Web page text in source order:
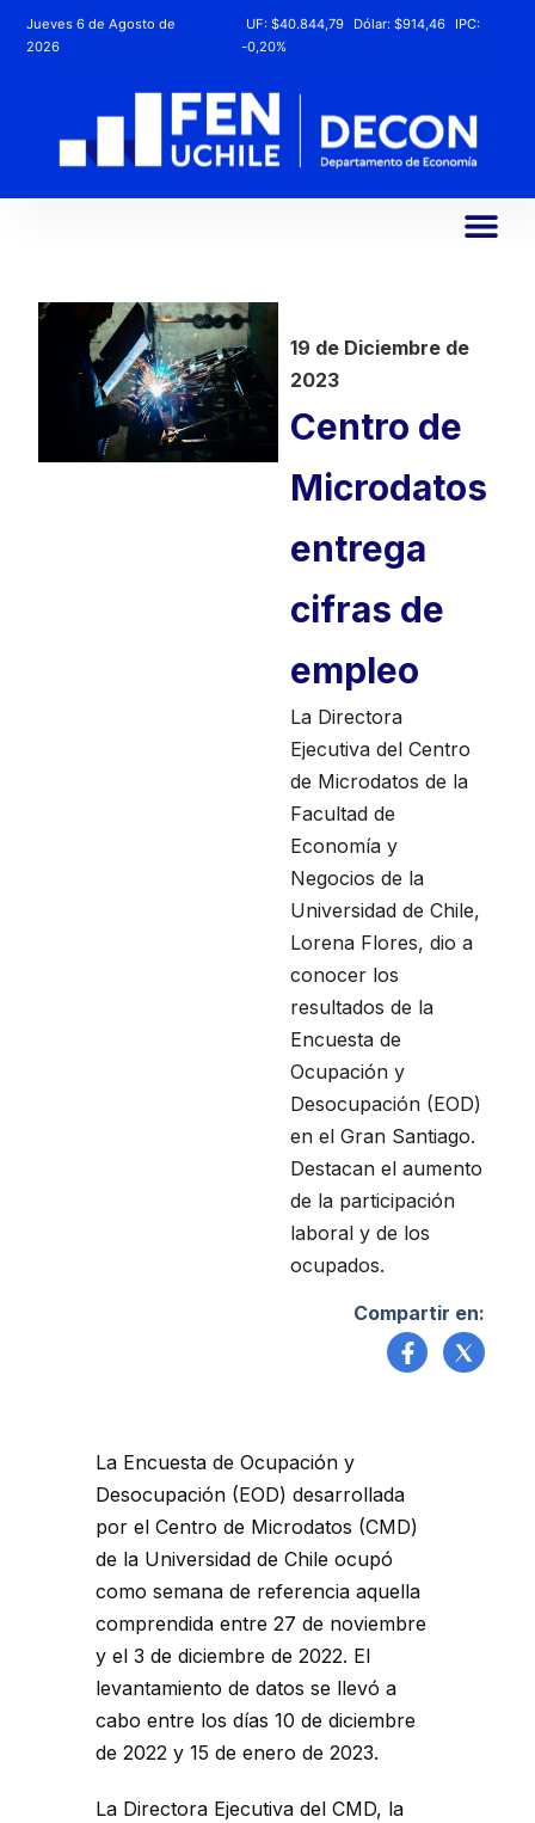
Jueves 6 de Agosto de
2026
UF: $40.844,79 Dólar: $914,46
IPC:
-0,20%
19 de Diciembre de
2023
Centro de
Microdatos
entrega
cifras de
empleo
La Directora
Ejecutiva del Centro
de Microdatos de la
Facultad de
Economía y
Negocios de la
Universidad de Chile,
Lorena Flores, dio a
conocer los
resultados de la
Encuesta de
Ocupación y
Desocupación (EOD)
en el Gran Santiago.
Destacan el aumento
de la participación
laboral y de los
ocupados.
Compartir en:
La Encuesta de Ocupación y
Desocupación (EOD) desarrollada
por el Centro de Microdatos (CMD)
de la Universidad de Chile ocupó
como semana de referencia aquella
comprendida entre 27 de noviembre
y el 3 de diciembre de 2022. El
levantamiento de datos se llevó a
cabo entre los días 10 de diciembre
de 2022 y 15 de enero de 2023.
La Directora Ejecutiva del CMD, la